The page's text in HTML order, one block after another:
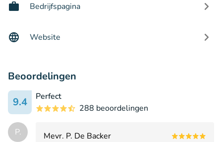
Bedrijfspagina
Website
Beoordelingen
9.4
Perfect
288 beoordelingen
P. Mevr. P. De Backer